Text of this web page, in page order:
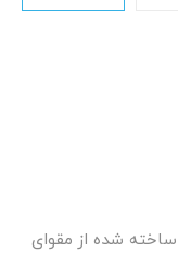
کاور ساخته شده از مقوای